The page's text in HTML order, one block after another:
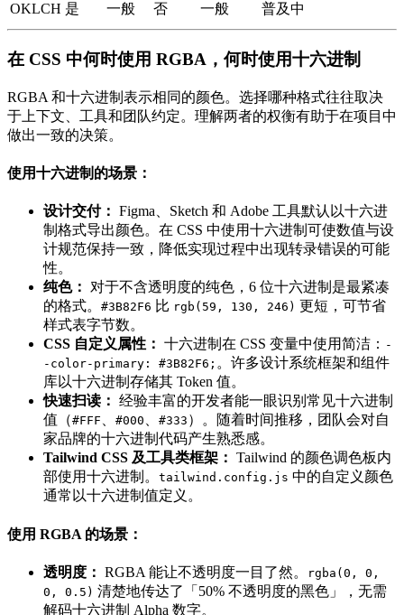
OKLCH 是 一般 否 一般 普及中
在 CSS 中何时使用 RGBA，何时使用十六进制
RGBA 和十六进制表示相同的颜色。选择哪种格式往往取决
于上下文、工具和团队约定。理解两者的权衡有助于在项目中
做出一致的决策。
使用十六进制的场景：
设计交付： Figma、Sketch 和 Adobe 工具默认以十六进
制格式导出颜色。在 CSS 中使用十六进制可使数值与设
计规范保持一致，降低实现过程中出现转录错误的可能
性。
纯色： 对于不含透明度的纯色，6 位十六进制是最紧凑
的格式。 #3B82F6 比 rgb(59, 130, 246) 更短，可节省
样式表字节数。
CSS 自定义属性： 十六进制在 CSS 变量中使用简洁： -
-color-primary: #3B82F6; 。许多设计系统框架和组件
库以十六进制存储其 Token 值。
快速扫读： 经验丰富的开发者能一眼识别常见十六进制
值（#FFF 、 #000 、 #333 ）。随着时间推移，团队会对自
家品牌的十六进制代码产生熟悉感。
Tailwind CSS 及工具类框架： Tailwind 的颜色调色板内
部使用十六进制。 tailwind.config.js 中的自定义颜色
通常以十六进制值定义。
使用 RGBA 的场景：
透明度： RGBA 能让不透明度一目了然。
rgba(0, 0,
0, 0.5) 清楚地传达了「50% 不透明度的黑色」，无需
解码十六进制 Alpha 数字。